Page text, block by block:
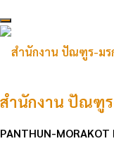
สำนักงาน ปัณฑู
PANTHUN-
บริการด้านบัญชี
บริการทำบัญชี บริกา
บริการจดทะเบียนธุรกิจ